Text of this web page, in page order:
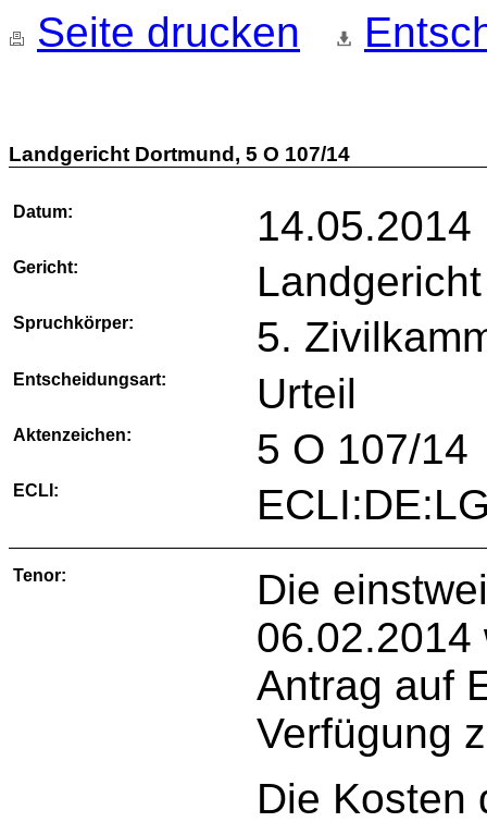
Seite drucken
Landgericht Dortmund, 5 O 107/14
Datum: 14.05.2014
Gericht:
Spruchkörper: 5.
Entscheidungsart: Urteil
Aktenzeichen: 5 O 107/14
ECLI:
Tenor:
Die
06.02.2014
Antrag auf
Verfügung
Die Kosten